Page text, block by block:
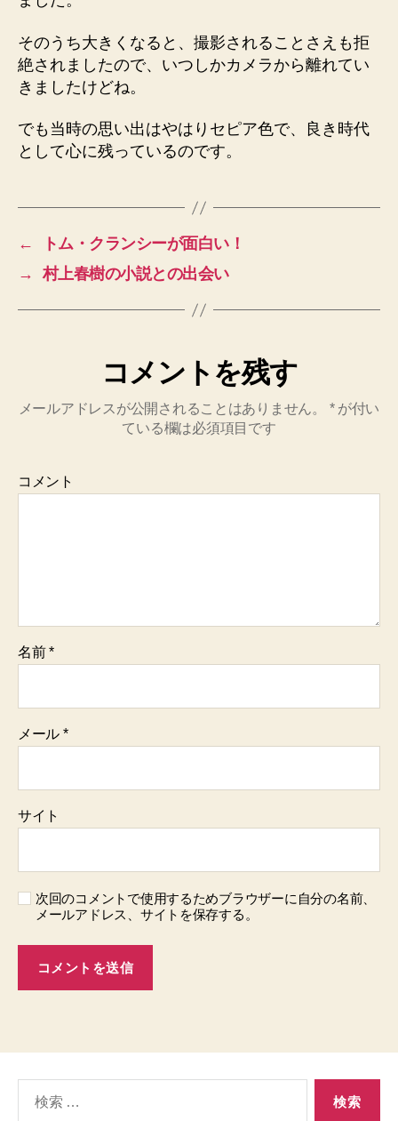
そのうち大きくなると、撮影されることさえも拒
絶されましたので、いつしかカメラから離れてい
きましたけどね。
でも当時の思い出はやはりセピア色で、良き時代
として心に残っているのです。
←
トム・クランシーが面白い！
→
村上春樹の小説との出会い
コメントを残す
メールアドレスが公開されることはありません。 *が付い
ている欄は必須項目です
コメント
名前*
メール *
サイト
次回のコメントで使用するためブラウザーに自分の名前、
メールアドレス、サイトを保存する。